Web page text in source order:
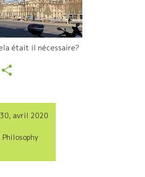
était il nécessaire?
r
a
g
30, avril 2020
Philosophy